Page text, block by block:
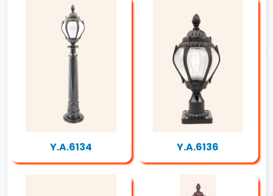
Y.A.6134 Y.A.6136